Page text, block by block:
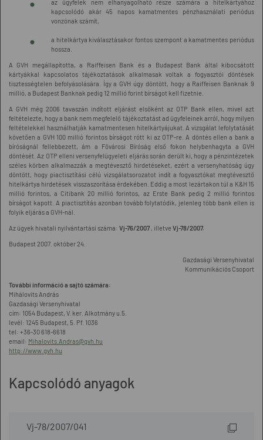
az ügyfelek nem elhanyagolható része számára a hitelkártyához
kapcsolódó akár 45 napos kamatmentes pénzhasználati periódus
vonzónak számít,
a hitelkártya kiválasztásakor fontos szempont a kamatmentes periódus
hossza.
A GVH megállapította, a Raiffeisen Bank és a Budapest Bank által kibocsátott
kártyákkal kapcsolatos tájékoztatások alkalmasak voltak a fogyasztói döntések
tisztességtelen befolyásolására. Így a GVH úgy döntött, hogy a Raiffeisen Banknak 9
millió, a Budapest Banknak pedig 12 millió forint bírságot kell fizetnie.
A GVH még 2006 tavaszán indított eljárást elsőként az OTP Bank ellen, mivel azt
feltételezte, hogy a bank nem megfelelő tájékoztatást ad ügyfeleinek arról, hogy milyen
feltételekkel használhatják kamatmentesen hitelkártyájukat. A vizsgálat lefolytatását
követően a GVH 100 millió forintos bírságot rótt ki az OTP-re. A döntés ellen a bank a
bíróságnál fellebbezett, ám a Fővárosi Bíróság első fokon helybenhagyta a GVH
döntését. Az OTP elleni versenyfelügyeleti eljárás során derült ki, hogy a pénzintézetek
széles körben alkalmazzák a megtévesztő hirdetéseket, ezért a versenyhatóság úgy
döntött, hogy piactisztítási célú vizsgálatsorozatot indít a fogyasztókat megtévesztő
hitelkártya hirdetések visszaszorítása érdekében. Eddig a most lezártakon túl a K&H 15
millió forintos, a Citibank 20 millió forintos, az Erste Bank pedig 2 millió forintos
bírságot kapott. A piactisztítás azonban tovább folytatódik, jelenleg több bank ellen is
folyik eljárás a GVH-nál.
Az ügyek hivatali nyilvántartási száma: Vj-76/2007 , illetve Vj-78/2007.
Budapest 2007. október 24.
Gazdasági Versenyhivatal
Kommunikációs Csoport
További információ a sajtó számára:
Mihálovits András
Gazdasági Versenyhivatal
cím: 1054 Budapest, V. ker. Alkotmány u.5.
levél: 1245 Budapest, 5. Pf. 1036
tel: +36-30 618-6618
email: Mihalovits.Andras@gvh.hu
http://www.gvh.hu
Kapcsolódó anyagok
Vj-78/2007/041